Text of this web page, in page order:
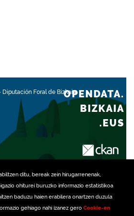
ditu, bereak zein hirugarrenenak,
ohiturei buruzko informazio estatistikoa
baduzu haien erabilera onartzen duzula
gehiago nahi izanez gero Cookie-en
Diputación Foral de BizkaiaOPENDATA.
BIZKAIA
.EUS